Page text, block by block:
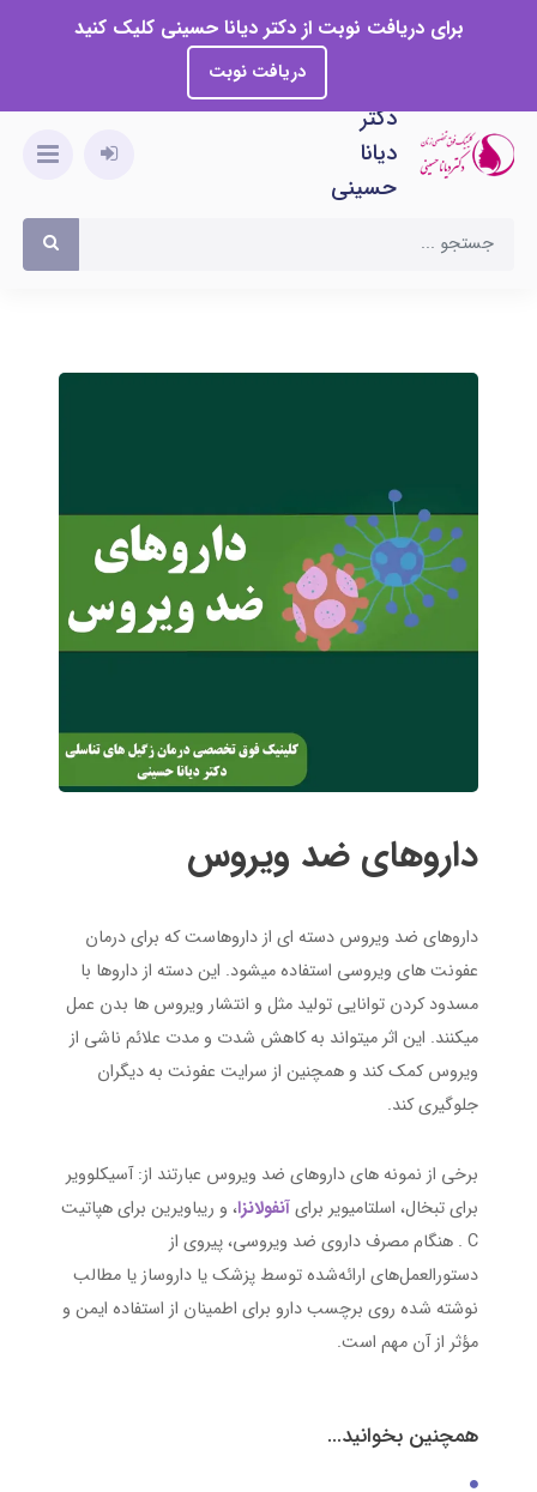
برای دریافت نوبت از دکتر دیانا حسینی کلیک کنید
دریافت نوبت
دکتر
دیانا
حسینی
داروهای ضد ویروس
داروهای ضد ویروس دسته ای از داروهاست که برای درمان
عفونت های ویروسی استفاده میشود. این دسته از داروها با
مسدود کردن توانایی تولید مثل و انتشار ویروس ها بدن عمل
میکنند. این اثر میتواند به کاهش شدت و مدت علائم ناشی از
ویروس کمک کند و همچنین از سرایت عفونت به دیگران
جلوگیری کند.
برخی از نمونه‌ های داروهای ضد ویروس عبارتند از: آسیکلوویر
برای تبخال، اسلتامیویر برایآنفولانزا، و ریباویرین برای هپاتیت
C . هنگام مصرف داروی ضد ویروسی، پیروی از
دستورالعمل‌های ارائه‌شده توسط پزشک یا داروساز یا مطالب
نوشته شده روی برچسب دارو برای اطمینان از استفاده ایمن و
مؤثر از آن مهم است.
همچنین بخوانید...